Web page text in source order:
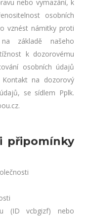
nebo vymazání, k
osobních
vznést námitky proti
základě našeho
k dozorovému
osobních údajů
na dozorový
se sídlem Pplk.
připomínky
(ID vcbgizf) nebo